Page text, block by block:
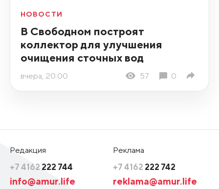
НОВОСТИ
В Свободном построят
коллектор для улучшения
очищения сточных вод
вчера, 20:00 57 0
Редакция
+7 4162 222 744
info@amur.life
Реклама
+7 4162 222 742
reklama@amur.life